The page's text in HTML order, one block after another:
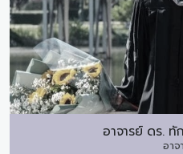
อาจารย์ ดร. ทั
อาจ